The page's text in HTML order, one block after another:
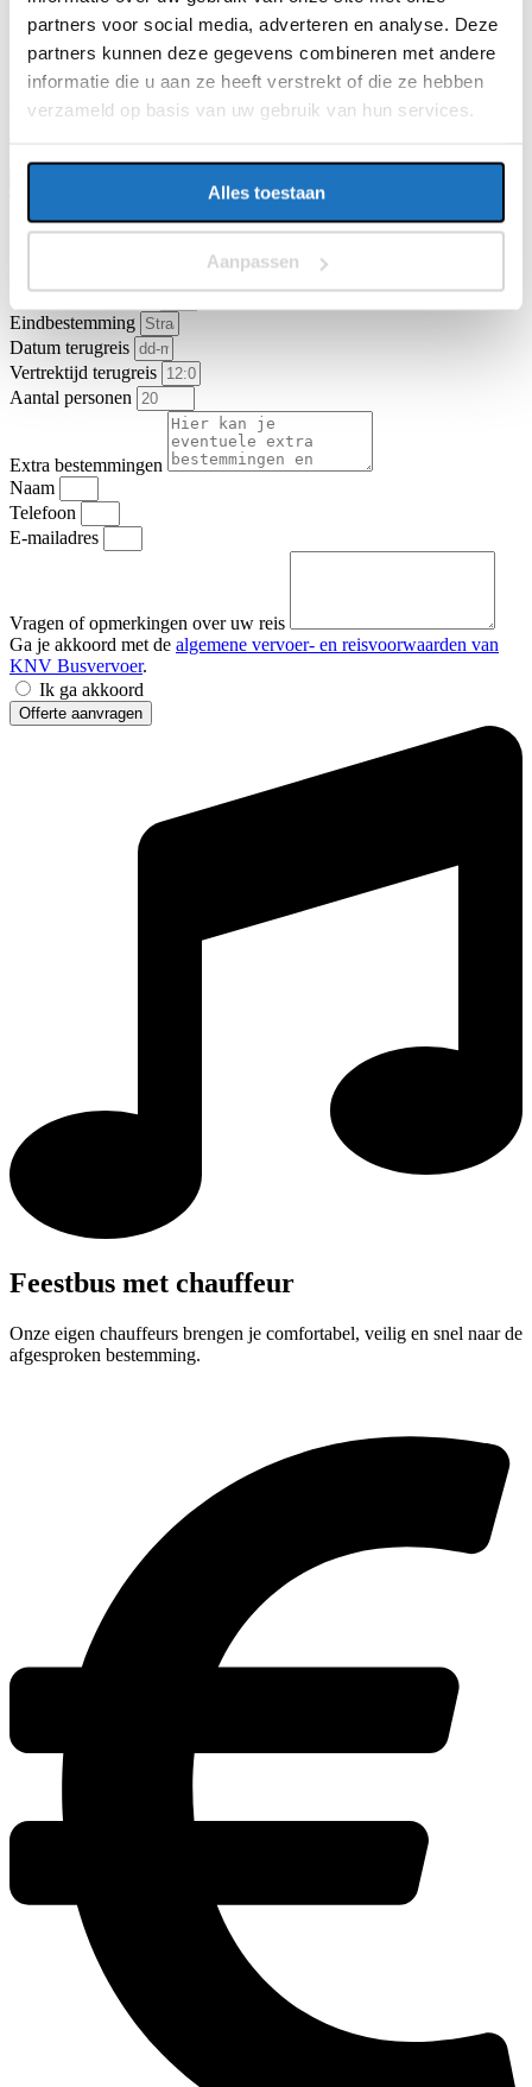
partners voor social media, adverteren en analyse. Deze
partners kunnen deze gegevens combineren met andere
informatie die u aan ze heeft verstrekt of die ze hebben
verzameld op basis van uw gebruik van hun services.
Alles toestaan
Aanpassen
Vragen of opmerkingen over uw reis
Ga je akkoord met dealgemene vervoer- en reisvoorwaarden van
Partybus
Touringcar
Vertrektijd heenreis
Eindbestemming
Datum terugreis
Vertrektijd terugreis
Aantal personen
Extra bestemmingen
Naam
Telefoon
E-mailadres
Vragen of opmerkingen over uw reis
Ga je akkoord met de algemene vervoer- en reisvoorwaarden van
KNV Busvervoer.
Ik ga akkoord
Offerte aanvragen
Feestbus met chauffeur
Onze eigen chauffeurs brengen je comfortabel, veilig en snel naar de
afgesproken bestemming.